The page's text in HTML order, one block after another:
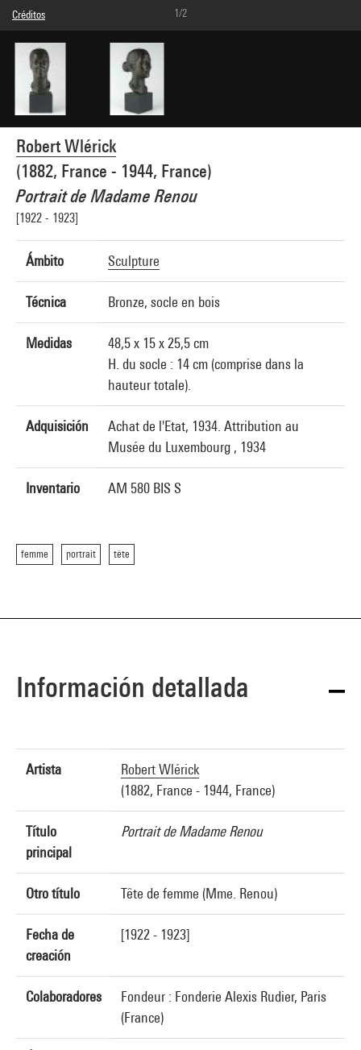
Robert Wlérick
(1882, France - 1944, France)
Portrait de Madame Renou
[1922 - 1923]
Ámbito Sculpture
Técnica Bronze, socle en bois
Medidas
48,5 x 15 x 25,5 cm
H. du socle : 14 cm (comprise dans la
hauteur totale).
Adquisición
Achat de l'Etat, 1934. Attribution au
Musée du Luxembourg , 1934
Inventario AM 580 BIS S
femme portrait tête
Créditos
Domaine public
Créditos fotográficos : Centre Pompidou, MNAM-CCI/Bertrand Prévost/Dist.
GrandPalaisRmn
Referencia de la imagen : 4N59327
Difusión de la imagen :
GrandPalaisRmnPhoto
1/2
Información detallada
Artista
Robert Wlérick
(1882, France - 1944, France)
Título
principal
Portrait de Madame Renou
Otro título Tête de femme (Mme. Renou)
Fecha de
creación
[1922 - 1923]
Colaboradores
Fondeur : Fonderie Alexis Rudier, Paris
(France)